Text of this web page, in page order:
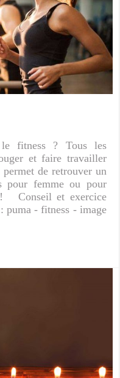
fitness ? Tous les
et faire travailler
permet de retrouver un
pour femme ou pour
Conseil et exercice
puma - fitness - image